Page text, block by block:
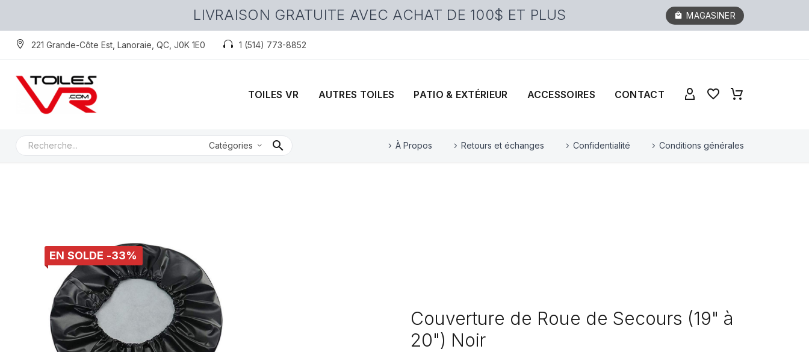
LIVRAISON GRATUITE AVEC ACHAT DE 100$ ET PLUS MAGASINER
221 Grande-Côte Est, Lanoraie, QC, J0K 1E0 1 (514) 773-8852
TOILES VR AUTRES TOILES PATIO & EXTÉRIEUR ACCESSOIRES CONTACT
Catégories À Propos Retours et échanges Confidentialité Conditions générales
EN SOLDE -33%
Couverture de Roue de Secours (19" à
20") Noir